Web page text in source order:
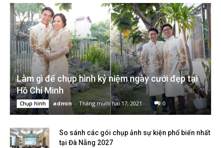
Làm gì để chụp hình kỷ niệm ngày cưới đẹp tại
Hồ Chí Minh
Chụp hình admin - Tháng mười hai 17, 2021 0
So sánh các gói chụp ảnh sự kiện phổ biến nhất
tại Đà Nẵng 2027